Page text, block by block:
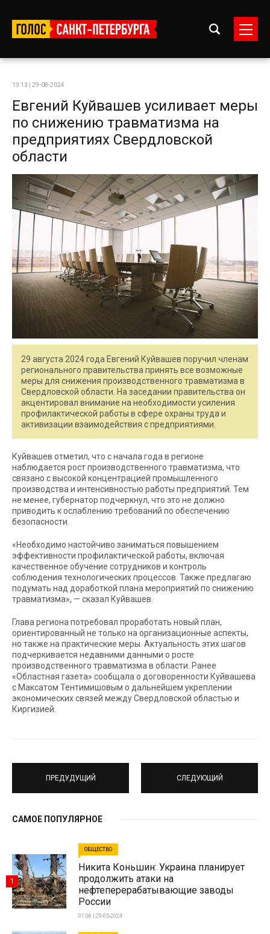
13:13 | 29-08-2024
Евгений Куйвашев усиливает меры
по снижению травматизма на
предприятиях Свердловской
области
29 августа 2024 года Евгений Куйвашев поручил членам
регионального правительства принять все возможные
меры для снижения производственного травматизма в
Свердловской области. На заседании правительства он
акцентировал внимание на необходимости усиления
профилактической работы в сфере охраны труда и
активизации взаимодействия с предприятиями.
Куйвашев отметил, что с начала года в регионе
наблюдается рост производственного травматизма, что
связано с высокой концентрацией промышленного
производства и интенсивностью работы предприятий. Тем
не менее, губернатор подчеркнул, что это не должно
приводить к ослаблению требований по обеспечению
безопасности.
«Необходимо настойчиво заниматься повышением
эффективности профилактической работы, включая
качественное обучение сотрудников и контроль
соблюдения технологических процессов. Также предлагаю
подумать над доработкой плана мероприятий по снижению
травматизма», — сказал Куйвашев.
Глава региона потребовал проработать новый план,
ориентированный не только на организационные аспекты,
но также на практические меры. Актуальность этих шагов
подчеркивается недавними данными о росте
производственного травматизма в области. Ранее
«Областная газета» сообщала о договоренности Куйвашева
с Максатом Тентимишовым о дальнейшем укреплении
экономических связей между Свердловской областью и
Киргизией.
ПРЕДУДУЩИЙ СЛЕДУЮЩИЙ
САМОЕ ПОПУЛЯРНОЕ
ОБЩЕСТВО
Никита Коньшин: Украина планирует
продолжить атаки на
нефтеперерабатывающие заводы
России
01:06 | 29-05-2024
1